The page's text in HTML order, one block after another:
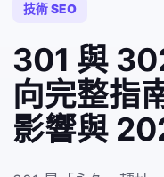
技術 SEO
301 與
向完整指
影響與